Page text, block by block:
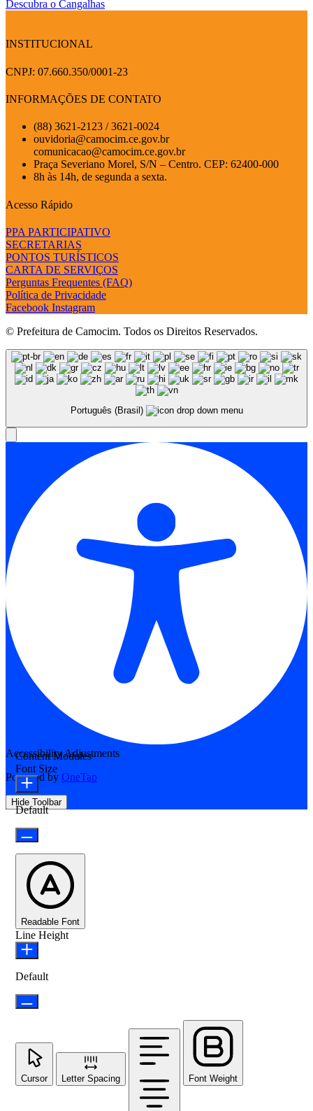
Descubra o Cangalhas
INSTITUCIONAL
CNPJ: 07.660.350/0001-23
INFORMAÇÕES DE CONTATO
(88) 3621-2123 / 3621-0024
ouvidoria@camocim.ce.gov.br
comunicacao@camocim.ce.gov.br
Praça Severiano Morel, S/N – Centro. CEP: 62400-000
8h às 14h, de segunda a sexta.
Acesso Rápido
PPA PARTICIPATIVO
SECRETARIAS
PONTOS TURÍSTICOS
CARTA DE SERVIÇOS
Perguntas Frequentes (FAQ)
Política de Privacidade
Facebook Instagram
© Prefeitura de Camocim. Todos os Direitos Reservados.
Português (Brasil)
Accessibility Adjustments
Powered by OneTap
Hide Toolbar
Content Modules
Font Size
Default
Readable Font
Line Height
Default
Cursor Letter Spacing Font Weight